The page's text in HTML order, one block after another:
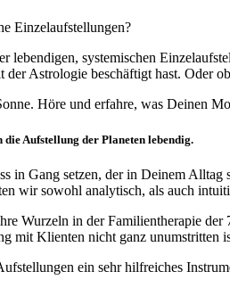
lebendigen, systemischen
Astrologie beschäftigt hast. Oder
Höre und erfahre, was Deinen
Aufstellung der Planeten lebendig.
in Gang setzen, der in Deinem
wir sowohl analytisch, als auch
Wurzeln in der Familientherapie der
mit Klienten nicht ganz unumstritten
ein sehr hilfreiches